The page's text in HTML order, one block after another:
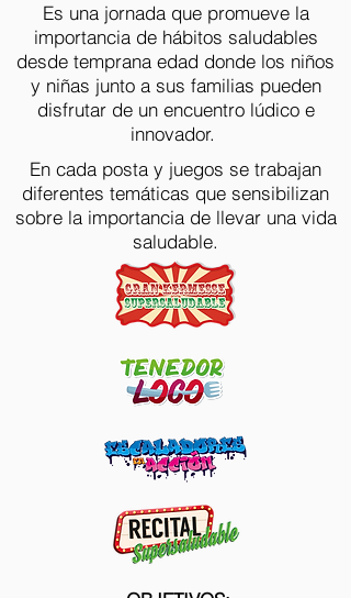
Es una jornada que promueve la
importancia de hábitos saludables
desde temprana edad donde los niños
y niñas junto a sus familias pueden
disfrutar de un encuentro lúdico e
innovador.
En cada posta y juegos se trabajan
diferentes temáticas que sensibilizan
sobre la importancia de llevar una vida
saludable.